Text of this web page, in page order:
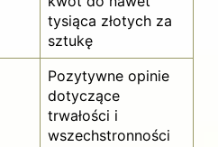
tysiąca złotych za
sztukę
Pozytywne opinie
dotyczące
trwałości i
wszechstronności